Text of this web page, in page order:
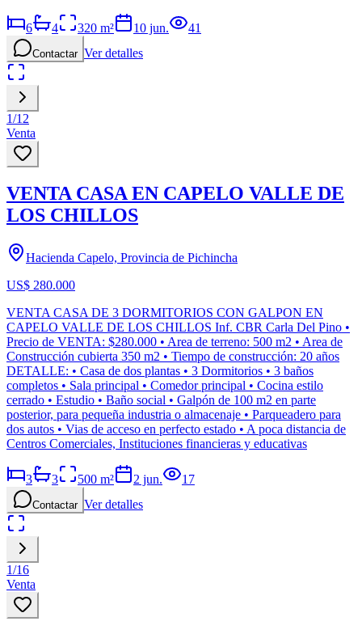
6 4 320 m² 10 jun. 41
Contactar Ver detalles
1/12
Venta
VENTA CASA EN CAPELO VALLE DE
LOS CHILLOS
Hacienda Capelo, Provincia de Pichincha
US$ 280.000
VENTA CASA DE 3 DORMITORIOS CON GALPON EN
CAPELO VALLE DE LOS CHILLOS Inf. CBR Carla Del Pino •
Precio de VENTA: $280.000 • Area de terreno: 500 m2 • Area de
Construcción cubierta 350 m2 • Tiempo de construcción: 20 años
DETALLE: • Casa de dos plantas • 3 Dormitorios • 3 baños
completos • Sala principal • Comedor principal • Cocina estilo
cerrado • Estudio • Baño social • Galpón de 100 m2 en parte
posterior, para pequeña industria o almacenaje • Parqueadero para
dos autos • Vias de acceso en perfecto estado • A poca distancia de
Centros Comerciales, Instituciones financieras y educativas
3 3 500 m² 2 jun. 17
Contactar Ver detalles
1/16
Venta